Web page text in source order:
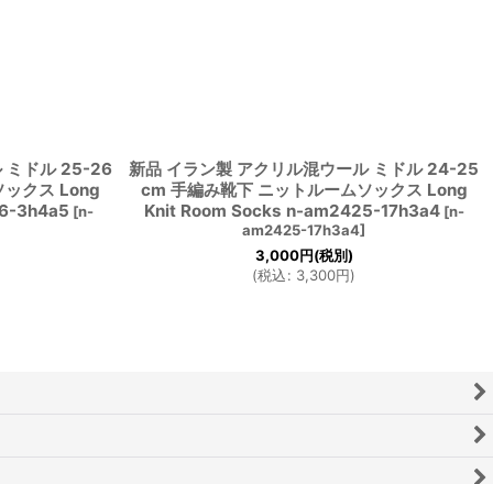
ミドル 25-26
ックス Long
3h4a5 [n-
新品 イラン製 アクリル混ウール ミドル 24-25
cm 手編み靴下 ニットルームソックス Long
Knit Room Socks n-am2425-17h3a4 [n-
am2425-17h3a4]
3,000円(税別)
(税込: 3,300円)